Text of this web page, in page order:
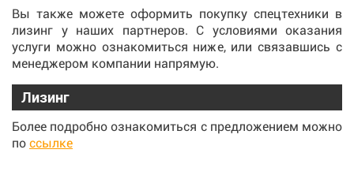
Вы также можете оформить покупку спецтехники в
лизинг у наших партнеров. С условиями оказания
услуги можно ознакомиться ниже, или связавшись с
менеджером компании напрямую.
Лизинг
Более подробно ознакомиться с предложением можно
по ссылке